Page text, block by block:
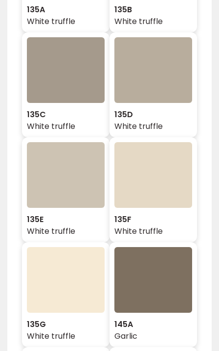
135A
White truffle
135B
White truffle
135C
White truffle
135D
White truffle
135E
White truffle
135F
White truffle
135G
White truffle
145A
Garlic